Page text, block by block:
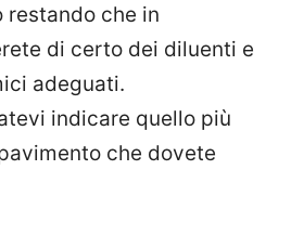
che in
di certo dei diluenti e
adeguati.
indicare quello più
che dovete